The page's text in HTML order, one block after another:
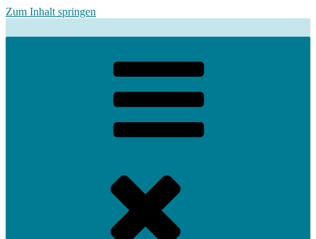
Zum Inhalt springen